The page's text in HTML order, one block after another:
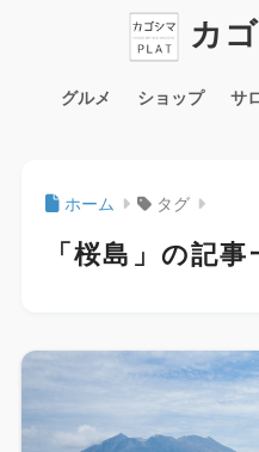
カ
グルメ ショップ サ
ホーム タグ
「桜島」の記事